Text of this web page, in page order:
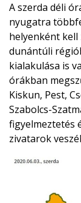
A szerda déli
nyugatra
helyenként kell
dunántúli
kialakulása is
órákban
Kiskun, Pest,
Szabolcs-
figyelmeztetés
zivatarok